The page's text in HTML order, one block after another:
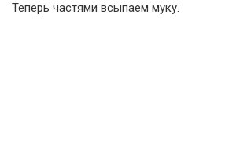
Теперь частями всыпаем муку.